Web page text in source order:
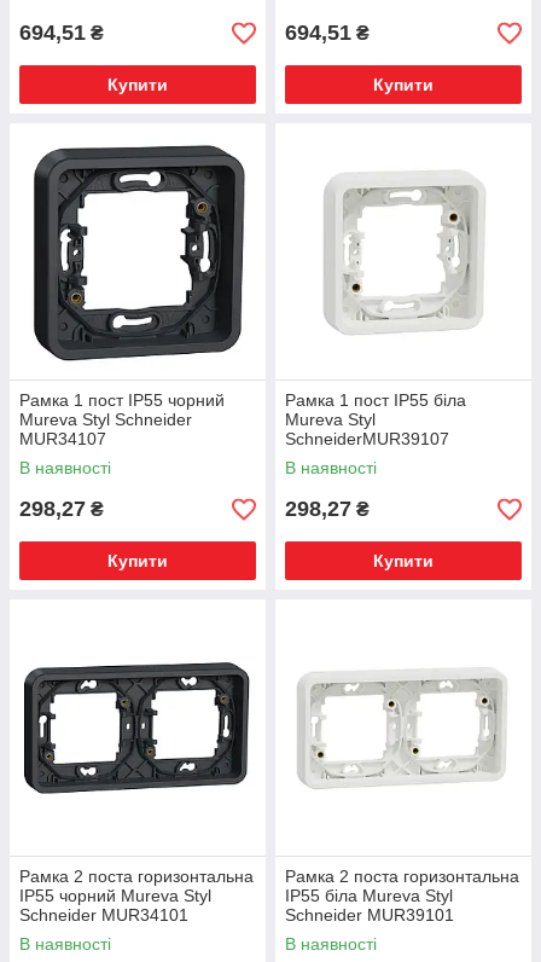
694,51 ₴
Купити
694,51 ₴
Купити
Рамка 1 пост IP55 чорний
Mureva Styl Schneider
MUR34107
В наявності
298,27 ₴
Купити
Рамка 1 пост IP55 біла
Mureva Styl
SchneiderMUR39107
В наявності
298,27 ₴
Купити
Рамка 2 поста горизонтальна
IP55 чорний Mureva Styl
Schneider MUR34101
В наявності
Рамка 2 поста горизонтальна
IP55 біла Mureva Styl
Schneider MUR39101
В наявності